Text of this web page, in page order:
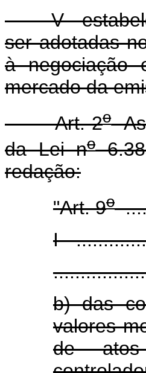
V -
ser adotadas
à negociação
mercado da
Art. 2oAs
da Lei no
redação:
"Art. 9o
I -
b) das
valores
de atos